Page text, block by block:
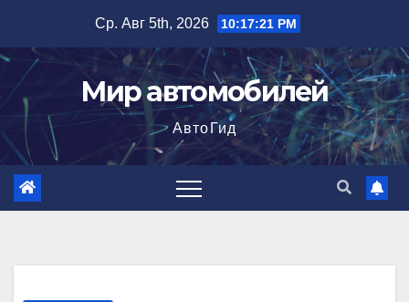
содержимому
Ср. Авг 5th, 2026 10:17:22 PM
Мир автомобилей
АвтоГид